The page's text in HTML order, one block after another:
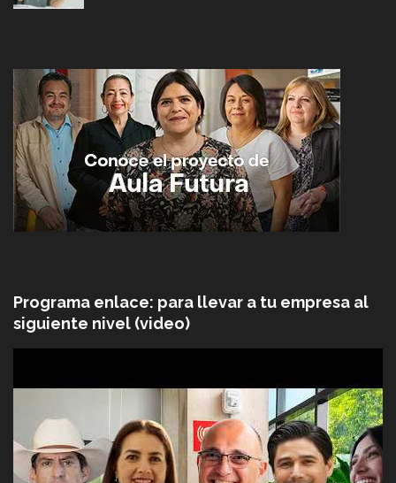
Programa enlace: para llevar a tu empresa al
siguiente nivel (video)